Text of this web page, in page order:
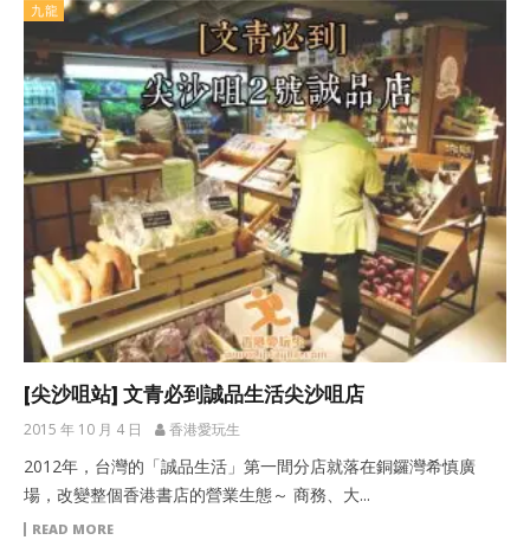
九龍
[尖沙咀站] 文青必到誠品生活尖沙咀店
2015 年 10 月 4 日 香港愛玩生
2012年，台灣的「誠品生活」第一間分店就落在銅鑼灣希慎廣
場，改變整個香港書店的營業生態～ 商務、大...
READ MORE